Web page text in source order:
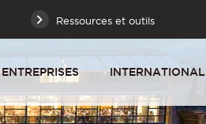
Ressources et outils
ENTREPRISES INTERNATIONAL